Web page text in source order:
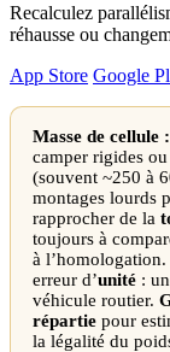
Recalculez
réhausse ou
App Store Google
Masse de
camper rigides
(souvent ~250 à
montages lourds
rapprocher de la
toujours à
à
erreur d’unité :
véhicule routier.
répartie pour
la légalité du